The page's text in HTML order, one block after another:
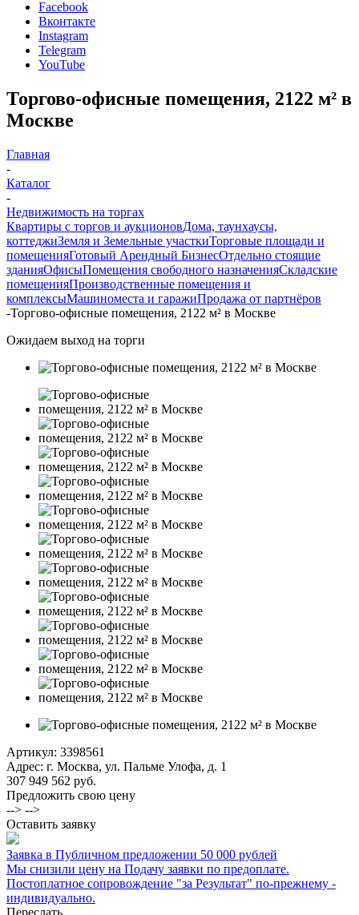
Facebook
Вконтакте
Instagram
Telegram
YouTube
Торгово-офисные помещения, 2122 м² в
Москве
Главная
-
Каталог
-
Недвижимость на торгах
Квартиры с торгов и аукционовДома, таунхаусы,
коттеджиЗемля и Земельные участкиТорговые площади и
помещенияГотовый Арендный БизнесОтдельно стоящие
зданияОфисыПомещения свободного назначенияСкладские
помещенияПроизводственные помещения и
комплексыМашиноместа и гаражиПродажа от партнёров
-Торгово-офисные помещения, 2122 м² в Москве
Ожидаем выход на торги
Артикул: 3398561
Адрес: г. Москва, ул. Пальме Улофа, д. 1
307 949 562 руб.
Предложить свою цену
--> -->
Оставить заявку
Заявка в Публичном предложении 50 000 рублей
Мы снизили цену на Подачу заявки по предоплате.
Постоплатное сопровождение "за Результат" по-прежнему -
индивидуально.
Переслать